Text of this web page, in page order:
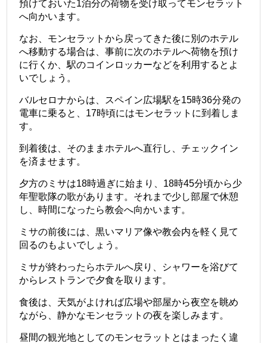
預けておいた1泊分の荷物を受け取ってモンセラット
へ向かいます。
なお、モンセラットから戻ってきた後に別のホテル
へ移動する場合は、事前に次のホテルへ荷物を預け
に行くか、駅のコインロッカーなどを利用するとよ
いでしょう。
バルセロナからは、スペイン広場駅を15時36分発の
電車に乗ると、17時頃にはモンセラットに到着しま
す。
到着後は、そのままホテルへ直行し、チェックイン
を済ませます。
夕方のミサは18時過ぎに始まり、18時45分頃から少
年聖歌隊の歌があります。それまで少し部屋で休憩
し、時間になったら教会へ向かいます。
ミサの前後には、黒いマリア像や教会内を軽く見て
回るのもよいでしょう。
ミサが終わったらホテルへ戻り、シャワーを浴びて
からレストランで夕食を取ります。
食後は、天気がよければ広場や部屋から夜空を眺め
ながら、静かなモンセラットの夜を楽しみます。
昼間の観光地としてのモンセラットとはまったく違